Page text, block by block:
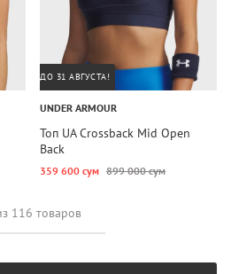
ДО 31 АВГУСТА!
UNDER ARMOUR
Топ UA Crossback Mid Open
Back
359 600 сум 899 000 сум
116 товаров